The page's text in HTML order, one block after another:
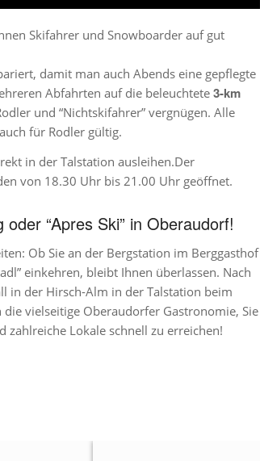
Skifahrer und Snowboarder auf gut
damit man auch Abends eine gepflegte
Abfahrten auf die beleuchtete3-km
und “Nichtskifahrer” vergnügen. Alle
für Rodler gültig.
in der Talstation ausleihen.Der
von 18.30 Uhr bis 21.00 Uhr geöffnet.
“Apres Ski” in Oberaudorf!
Ob Sie an der Bergstation im Berggasthof
einkehren, bleibt Ihnen überlassen. Nach
in der Hirsch-Alm in der Talstation beim
vielseitige Oberaudorfer Gastronomie, Sie
Lokale schnell zu erreichen!